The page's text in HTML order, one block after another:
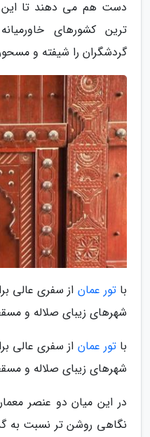
دست هم می دهند تا این
ترین کشورهای
گردشگران را شیفته و
باتور عمان از سفری عالی
شهرهای زیبای صلاله و
باتور عمان از سفری عالی
شهرهای زیبای صلاله و
در این میان دو عنصر
نگاهی روشن تر نسبت به